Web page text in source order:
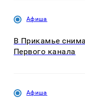
Афиша
В Прикамье
Первого канала
Афиша